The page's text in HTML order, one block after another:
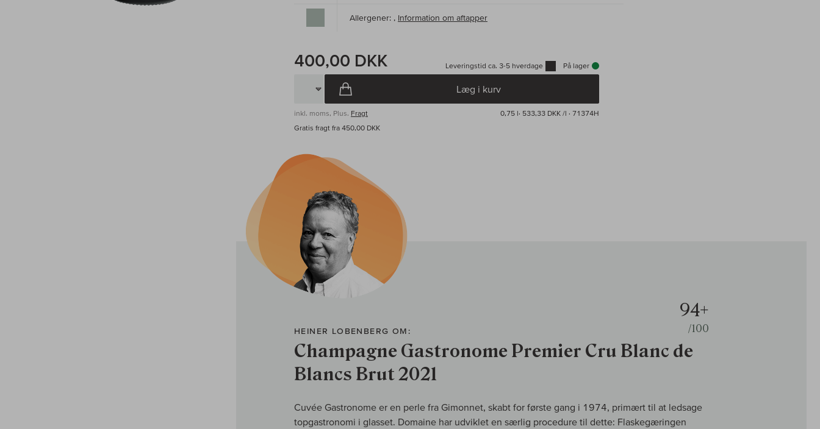
Allergener: , Information om aftapper
400,00 DKK Leveringstid ca. 3-5 hverdage På lager
Læg i kurv
inkl. moms, Plus. Fragt 0,75 l· 533,33 DKK /l · 71374H
Gratis fragt fra 450,00 DKK
HEINER LOBENBERG OM:
Champagne Gastronome Premier Cru Blanc de
Blancs Brut 2021
94+
/100
Cuvée Gastronome er en perle fra Gimonnet, skabt for første gang i 1974, primært til at ledsage
topgastronomi i glasset. Domaine har udviklet en særlig procedure til dette: Flaskegæringen